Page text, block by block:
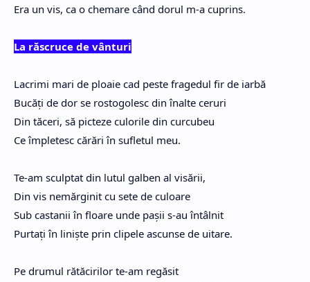
Era un vis, ca o chemare când dorul m-a cuprins.
La răscruce de vânturi
Lacrimi mari de ploaie cad peste fragedul fir de iarbă
Bucăți de dor se rostogolesc din înalte ceruri
Din tăceri, să picteze culorile din curcubeu
Ce împletesc cărări în sufletul meu.
Te-am sculptat din lutul galben al visării,
Din vis nemărginit cu sete de culoare
Sub castanii în floare unde pașii s-au întâlnit
Purtați în liniște prin clipele ascunse de uitare.
Pe drumul rătăcirilor te-am regăsit